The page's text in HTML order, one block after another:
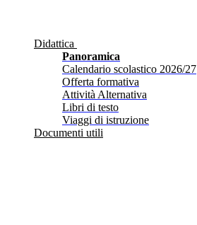
Didattica
Panoramica
Calendario scolastico 2026/27
Offerta formativa
Attività Alternativa
Libri di testo
Viaggi di istruzione
Documenti utili